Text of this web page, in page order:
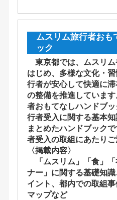
ムスリム旅行者おも
ック
東京都では、ムスリ
はじめ、多様な文化・
行者が安心して快適に
の整備を推進していま
者おもてなしハンドブ
行者受入に関する基本
まとめたハンドブック
者受入の取組にあたりご
〈掲載内容〉
「ムスリム」「食」
ナー」に関する基礎知
イント、都内での取組
マップなど